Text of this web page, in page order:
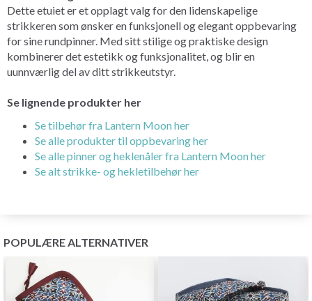
Dette etuiet er et opplagt valg for den lidenskapelige
strikkeren som ønsker en funksjonell og elegant oppbevaring
for sine rundpinner. Med sitt stilige og praktiske design
kombinerer det estetikk og funksjonalitet, og blir en
uunnværlig del av ditt strikkeutstyr.
Se lignende produkter her
Se tilbehør fra Lantern Moon her
Se alle produkter til oppbevaring her
Se alle pinner og heklenåler fra Lantern Moon her
Se alt strikke- og hekletilbehør her
POPULÆRE ALTERNATIVER